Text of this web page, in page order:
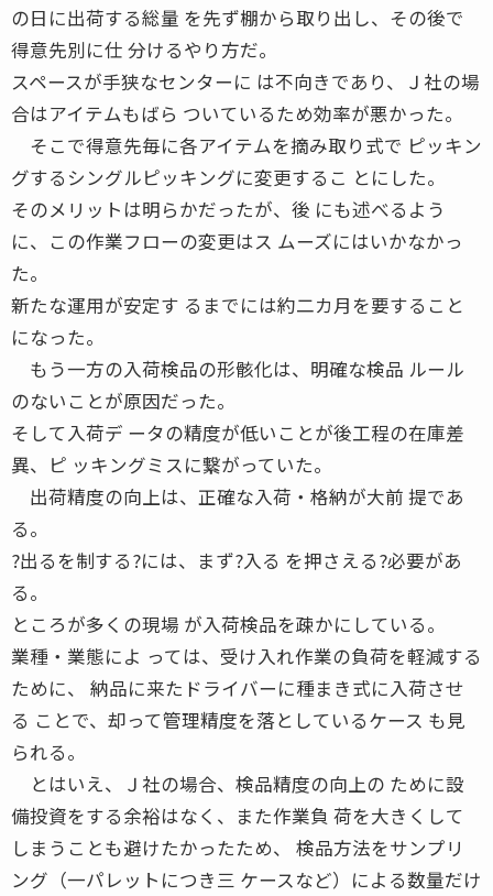
の日に出荷する総量 を先ず棚から取り出し、その後で
得意先別に仕 分けるやり方だ。
スペースが手狭なセンターに は不向きであり、Ｊ社の場
合はアイテムもばら ついているため効率が悪かった。
そこで得意先毎に各アイテムを摘み取り式で ピッキン
グするシングルピッキングに変更するこ とにした。
そのメリットは明らかだったが、後 にも述べるよう
に、この作業フローの変更はス ムーズにはいかなかっ
た。
新たな運用が安定す るまでには約二カ月を要すること
になった。
もう一方の入荷検品の形骸化は、明確な検品 ルール
のないことが原因だった。
そして入荷デ ータの精度が低いことが後工程の在庫差
異、ピ ッキングミスに繋がっていた。
出荷精度の向上は、正確な入荷・格納が大前 提であ
る。
?出るを制する?には、まず?入る を押さえる?必要があ
る。
ところが多くの現場 が入荷検品を疎かにしている。
業種・業態によ っては、受け入れ作業の負荷を軽減する
ために、 納品に来たドライバーに種まき式に入荷させ
る ことで、却って管理精度を落としているケース も見
られる。
とはいえ、Ｊ社の場合、検品精度の向上の ために設
備投資をする余裕はなく、また作業負 荷を大きくして
しまうことも避けたかったため、 検品方法をサンプリ
ング（一パレットにつき三 ケースなど）による数量だけ